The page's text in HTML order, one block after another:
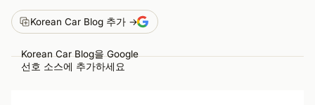
Korean Car Blog 추가 →
Korean Car Blog을 Google
선호 소스에 추가하세요